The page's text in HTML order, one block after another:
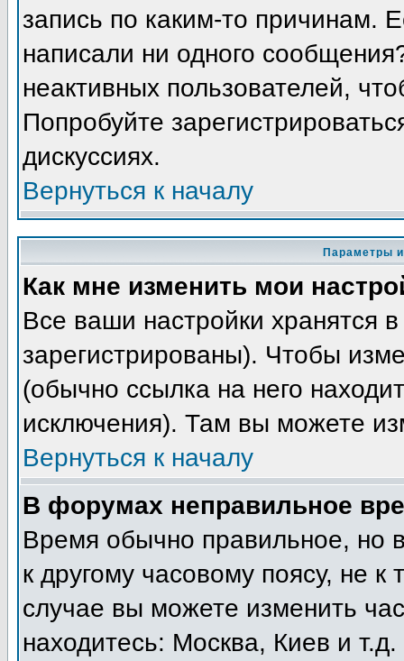
запись по каким-то причинам.
написали ни одного
неактивных пользователей,
Попробуйте
дискуссиях.
Вернуться к началу
Параметры
Как мне изменить мои
Все ваши настройки хранятся
зарегистрированы). Чтобы
(обычно ссылка на него
исключения). Там вы можете
Вернуться к началу
В форумах неправильное
Время обычно правильное, но
к другому часовому поясу, не
случае вы можете изменить
находитесь: Москва, Киев и